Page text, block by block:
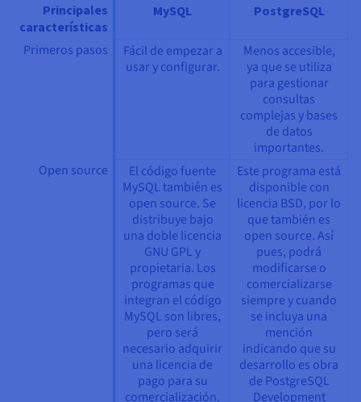
Principales
características
MySQL PostgreSQL
Primeros pasos
Fácil de empezar a
usar y configurar.
Menos accesible,
ya que se utiliza
para gestionar
consultas
complejas y bases
de datos
importantes.
Open source
El código fuente
MySQL también es
open source. Se
distribuye bajo
una doble licencia
GNU GPL y
propietaria. Los
programas que
integran el código
MySQL son libres,
pero será
necesario adquirir
una licencia de
pago para su
comercialización.
Este programa está
disponible con
licencia BSD, por lo
que también es
open source. Así
pues, podrá
modificarse o
comercializarse
siempre y cuando
se incluya una
mención
indicando que su
desarrollo es obra
de PostgreSQL
Development